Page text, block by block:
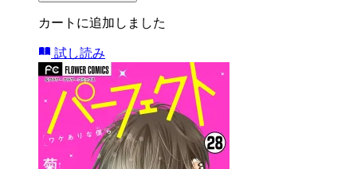
カートに追加しました
試し読み